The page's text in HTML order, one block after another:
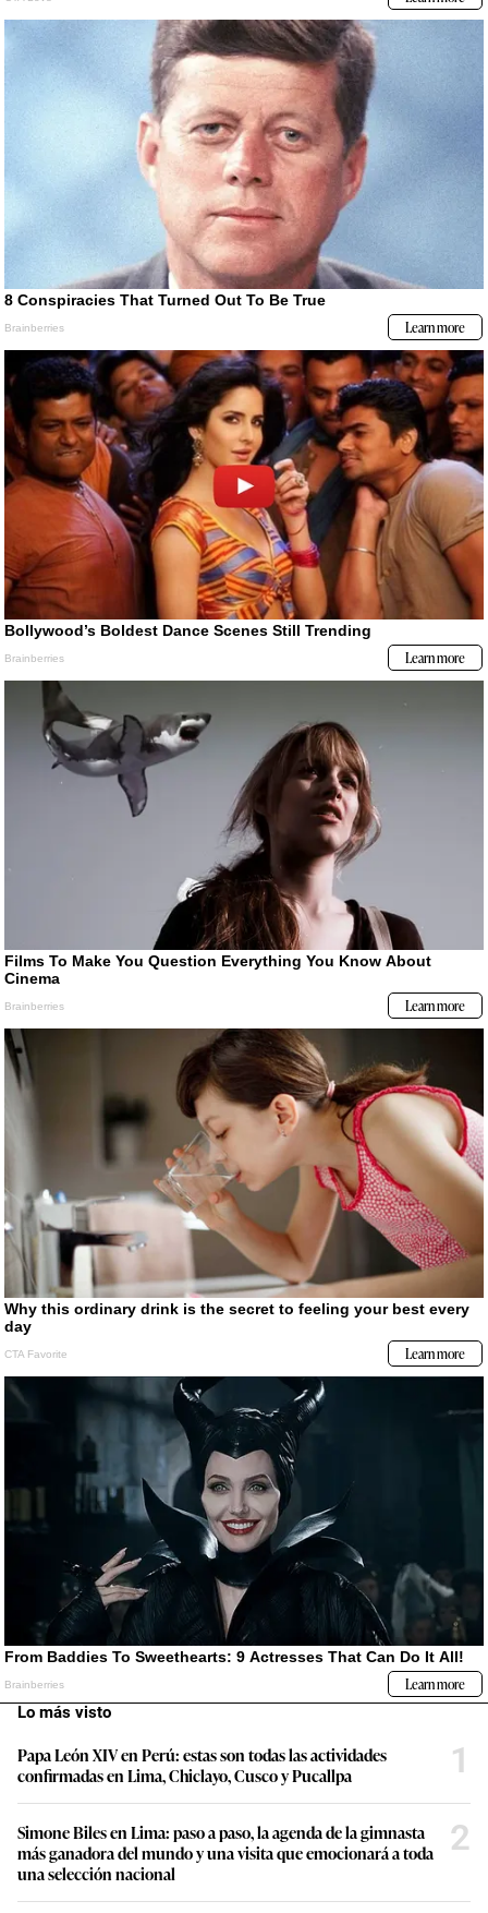
Lo más visto
Papa León XIV en Perú: estas son todas las actividades
confirmadas en Lima, Chiclayo, Cusco y Pucallpa
1
Simone Biles en Lima: paso a paso, la agenda de la gimnasta
más ganadora del mundo y una visita que emocionará a toda
una selección nacional
2